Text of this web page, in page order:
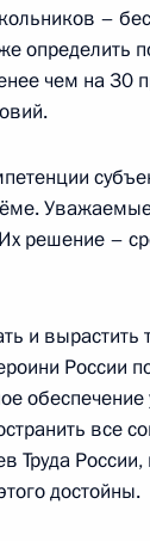
–
определить
чем на 30
решение –
и
России
все
Труда
достойны.